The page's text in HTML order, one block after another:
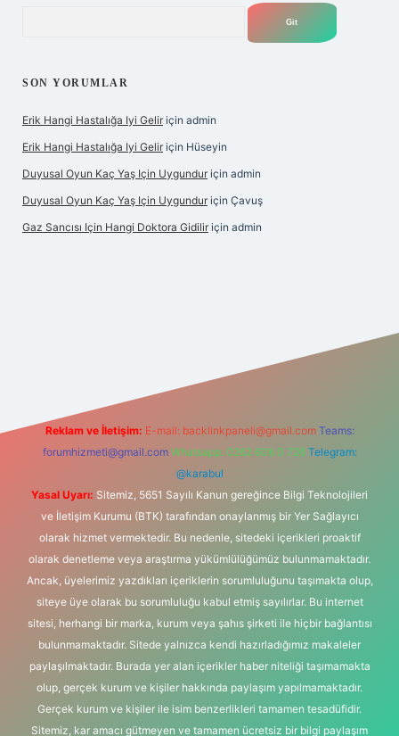
SON YORUMLAR
Erik Hangi Hastalığa Iyi Gelir için admin
Erik Hangi Hastalığa Iyi Gelir için Hüseyin
Duyusal Oyun Kaç Yaş Için Uygundur için admin
Duyusal Oyun Kaç Yaş Için Uygundur için Çavuş
Gaz Sancısı Için Hangi Doktora Gidilir için admin
Reklam ve İletişim: E-mail: backlinkpaneli@gmail.com Teams:
forumhizmeti@gmail.com Whatsapp: 0262 606 0 726 Telegram:
@karabul
Yasal Uyarı: Sitemiz, 5651 Sayılı Kanun gereğince Bilgi Teknolojileri
ve İletişim Kurumu (BTK) tarafından onaylanmış bir Yer Sağlayıcı
olarak hizmet vermektedir. Bu nedenle, sitedeki içerikleri proaktif
olarak denetleme veya araştırma yükümlülüğümüz bulunmamaktadır.
Ancak, üyelerimiz yazdıkları içeriklerin sorumluluğunu taşımakta olup,
siteye üye olarak bu sorumluluğu kabul etmiş sayılırlar. Bu internet
sitesi, herhangi bir marka, kurum veya şahıs şirketi ile hiçbir bağlantısı
bulunmamaktadır. Sitede yalnızca kendi hazırladığımız makaleler
paylaşılmaktadır. Burada yer alan içerikler haber niteliği taşımamakta
olup, gerçek kurum ve kişiler hakkında paylaşım yapılmamaktadır.
Gerçek kurum ve kişiler ile isim benzerlikleri tamamen tesadüfidir.
Sitemiz, kar amacı gütmeyen ve tamamen ücretsiz bir bilgi paylaşım